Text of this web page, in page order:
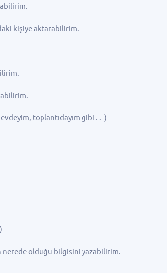
kişiye aktarabilirim.
toplantıdayım gibi . . )
olduğu bilgisini yazabilirim.